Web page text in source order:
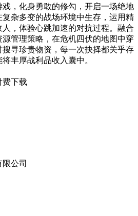
，化身勇敢的修勾，开启一场绝地
杂多变的战场环境中生存，运用精
，体验心跳加速的对抗过程。融合
管理策略，在危机四伏的地图中穿
寻珍贵物资，每一次抉择都关乎存
丰厚战利品收入囊中。
费下载
公司